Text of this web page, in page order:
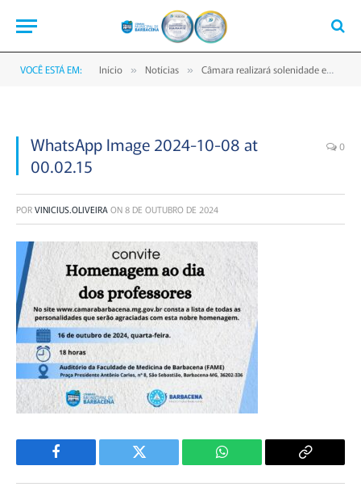
VOCÊ ESTÁ EM: Início » Notícias » Câmara realizará solenidade em homenagem ao Dia do Professor
WhatsApp Image 2024-10-08 at
00.02.15
0
PORVINICIUS.OLIVEIRAON8 DE OUTUBRO DE 2024
Facebook Twitter WhatsApp
Copiar